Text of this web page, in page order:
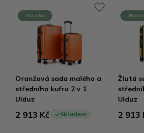
Novinka
Oranžová sada malého a
středního kufru 2 v 1
Ulduz
2 913 Kč Skladem
Žlutá
Ulduz
2 913